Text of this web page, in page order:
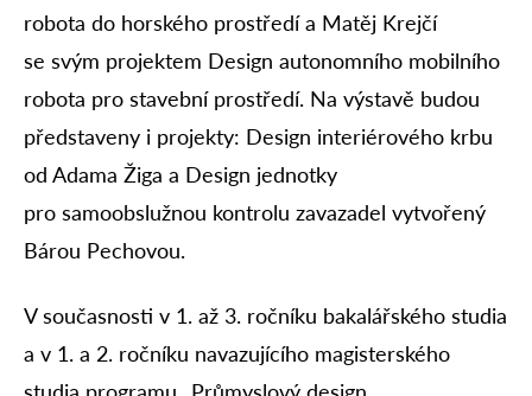
robota do horského prostředí a Matěj Krejčí
se svým projektem Design autonomního mobilního
robota pro stavební prostředí. Na výstavě budou
představeny i projekty: Design interiérového krbu
od Adama Žiga a Design jednotky
pro samoobslužnou kontrolu zavazadel vytvořený
Bárou Pechovou.
V současnosti v 1. až 3. ročníku bakalářského studia
a v 1. a 2. ročníku navazujícího magisterského